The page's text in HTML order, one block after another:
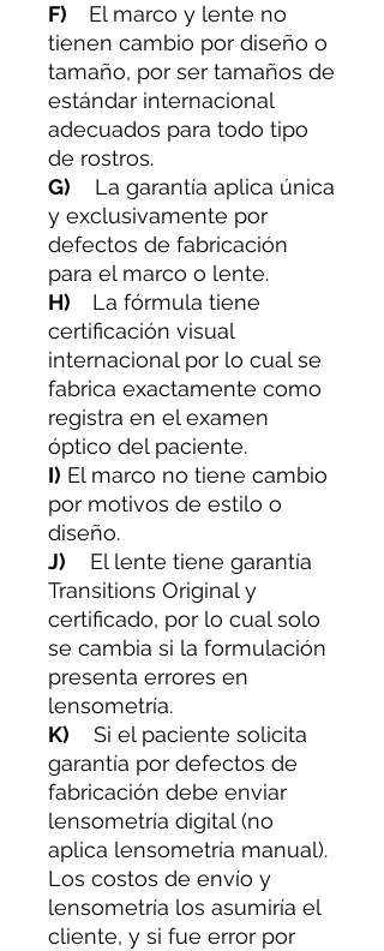
F)
El marco y lente no
tienen cambio por diseño o
tamaño, por ser tamaños de
estándar internacional
adecuados para todo tipo
de rostros.
G) La garantía aplica única
y exclusivamente por
defectos de fabricación
para el marco o lente.
H)
La fórmula tiene
certificación visual
internacional por lo cual se
fabrica exactamente como
registra en el examen
óptico del paciente.
I) El marco no tiene cambio
por motivos de estilo o
diseño.
J) El lente tiene garantía
Transitions Original y
certificado, por lo cual solo
se cambia si la formulación
presenta errores en
lensometría.
K) Si el paciente solicita
garantía por defectos de
fabricación debe enviar
lensometría digital (no
aplica lensometría manual).
Los costos de envío y
lensometría los asumiría el
cliente, y si fue error por